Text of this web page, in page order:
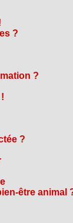
?
?
?
être animal